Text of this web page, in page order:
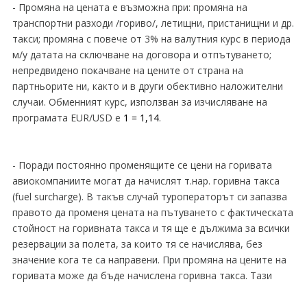
- Промяна на цената е възможна при: промяна на
транспортни разходи /гориво/, летищни, пристанищни и др.
такси; промяна с повече от 3% на валутния курс в периода
м/у датата на сключване на договора и отпътуването;
непредвидено покачване на цените от страна на
партньорите ни, както и в други обективно наложителни
случаи. Обменният курс, използван за изчисляване на
програмата EUR/USD e 1 = 1,14.
- Поради постоянно променящите се цени на горивата
авиокомпаниите могат да начислят т.нар. горивна такса
(fuel surcharge). В такъв случай туроператорът си запазва
правото да променя цената на пътуването с фактическата
стойност на горивната такса и тя ще е дължима за всички
резервации за полета, за които тя се начислява, без
значение кога те са направени. При промяна на цените на
горивата може да бъде начислена горивна такса. Тази